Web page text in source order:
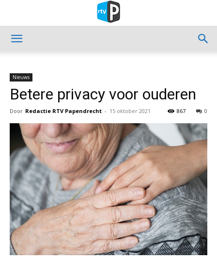
Nieuws
Betere privacy voor ouderen
Door Redactie RTV Papendrecht - 15 oktober 2021 0
867